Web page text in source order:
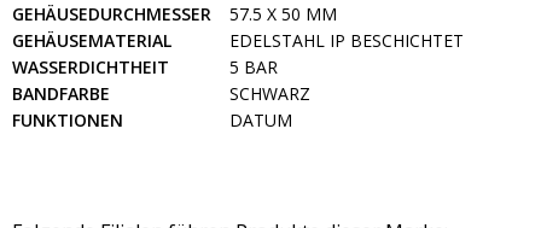
GEHÄUSEDURCHMESSER
57.5 X 50 MM
GEHÄUSEMATERIAL
EDELSTAHL IP BESCHICHTET
WASSERDICHTHEIT
5 BAR
BANDFARBE
SCHWARZ
FUNKTIONEN
DATUM